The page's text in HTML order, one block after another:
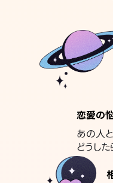
恋愛の
あの人
どうし